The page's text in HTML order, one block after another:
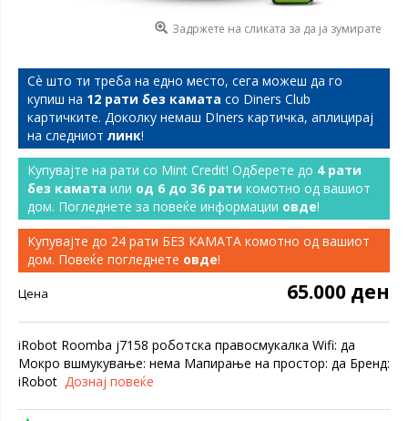
Задржете на сликата за да ја зумирате
Сѐ што ти треба на едно место, сега можеш да го
купиш на 12 рати без камата со Diners Club
картичките. Доколку немаш DIners картичка, аплицирај
на следниот линк!
Купувајте на рати со Mint Credit! Одберете до 4 рати
без камата или од 6 до 36 рати комотно од вашиот
дом. Погледнете за повеќе информации овде!
Купувајте до 24 рати БЕЗ КАМАТА комотно од вашиот
дом. Повеќе погледнете овде!
Цена 65.000 ден
iRobot Roomba j7158 роботска правосмукалка Wifi: да
Мокро вшмукување: нема Мапирање на простор: да Бренд:
iRobot Дознај повеќе